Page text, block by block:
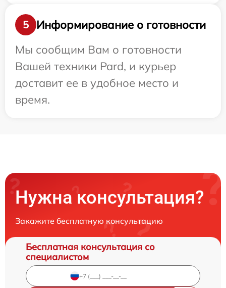
5
Информирование о готовности
Мы сообщим Вам о готовности
Вашей техники Pard, и курьер
доставит ее в удобное место и
время.
Нужна консультация?
Закажите бесплатную консультацию
Бесплатная консультация со
специалистом